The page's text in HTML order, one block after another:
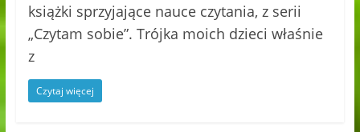
książki sprzyjające nauce czytania, z serii
„Czytam sobie”. Trójka moich dzieci właśnie
z
Czytaj więcej